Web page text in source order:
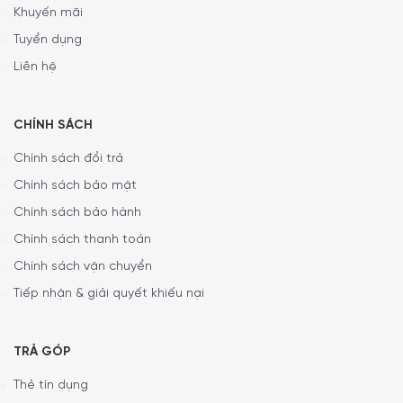
thông minh hoặc máy tính bảng một cách thuận tiện.
Bằng cách này, quý khách sẽ luôn biết chính xác quá trình
hữu ích khác.
Khuyến mãi
Tuyển dụng
Liên hệ
CHÍNH SÁCH
Chính sách đổi trả
Chính sách bảo mật
Chính sách bảo hành
Chính sách thanh toán
Chính sách vận chuyển
Tiếp nhận & giải quyết khiếu nại
TRẢ GÓP
Thẻ tín dụng